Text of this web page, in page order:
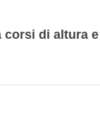
corsi di altura